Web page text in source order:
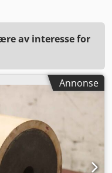
av interesse for
Annonse